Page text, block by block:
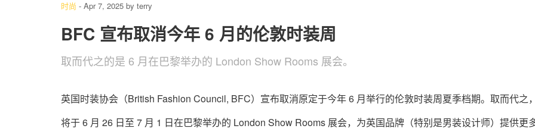
时尚 - Apr 7, 2025 by terry
BFC 宣布取消今年 6 月的伦敦时装周
取而代之的是 6 月在巴黎举办的 London Show Rooms 展会。
英国时装协会（British Fashion Council, BFC）宣布取消原定于今年 6 月举行的伦敦时装周夏季档期。取而代之
将于 6 月 26 日至 7 月 1 日在巴黎举办的 London Show Rooms 展会，为英国品牌（特别是男装设计师）提供更